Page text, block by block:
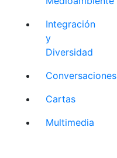
Integración
y
Diversidad
Conversaciones
Cartas
Multimedia